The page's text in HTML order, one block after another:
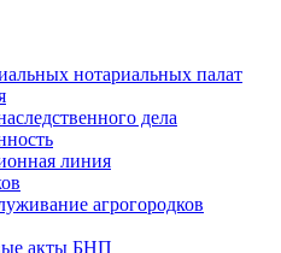
нотариальных палат
дела
линия
агрогородков
акты БНП